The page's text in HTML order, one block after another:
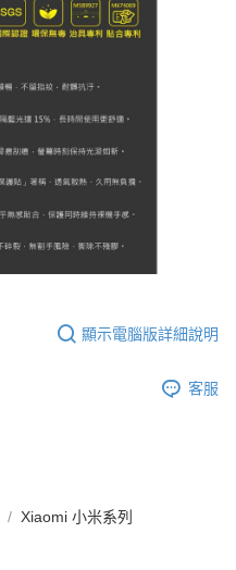
顯示電腦版詳細說明
客服
Xiaomi 小米系列